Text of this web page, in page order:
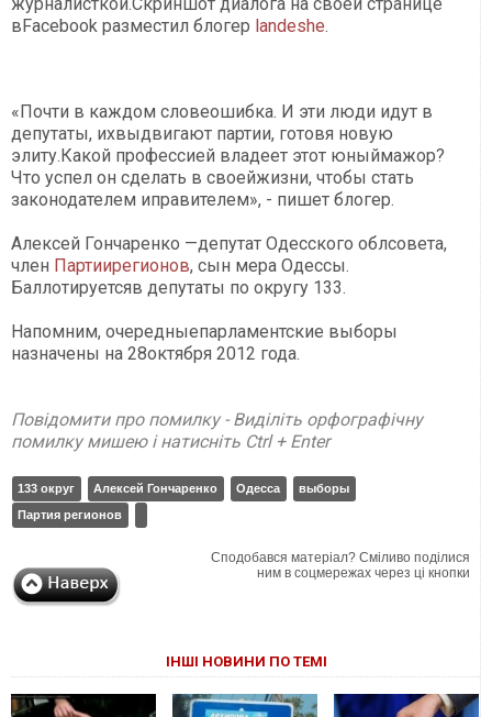
вFacebook разместил блогер landeshe.
«Почти в каждом словеошибка. И эти люди идут в
депутаты, ихвыдвигают партии, готовя новую
элиту.Какой профессией владеет этот юныймажор?
Что успел он сделать в своейжизни, чтобы стать
законодателем иправителем», - пишет блогер.
Алексей Гончаренко —депутат Одесского облсовета,
член Партиирегионов, сын мера Одессы.
Баллотируетсяв депутаты по округу 133.
Напомним, очередныепарламентские выборы
назначены на 28октября 2012 года.
Повідомити про помилку - Виділіть орфографічну
помилку мишею і натисніть Ctrl + Enter
133 округ Алексей Гончаренко Одесса
выборы
Партия регионов
Сподобався матеріал? Сміливо поділися
ним в соцмережах через ці кнопки
ІНШІ НОВИНИ ПО ТЕМІ